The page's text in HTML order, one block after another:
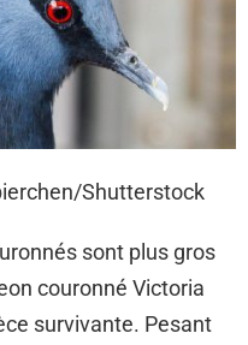
Shutterstock
sont plus gros
couronné Victoria
survivante. Pesant